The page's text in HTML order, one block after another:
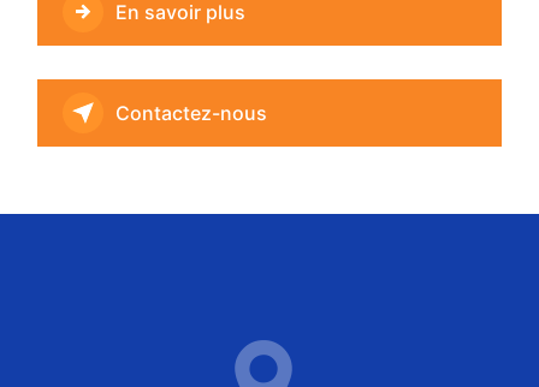
En savoir plus
Contactez-nous